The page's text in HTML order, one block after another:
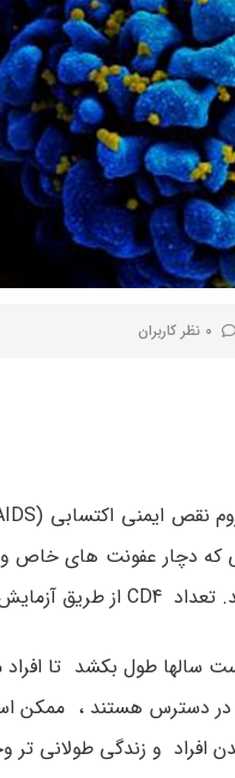
0 نظر کاربران
که دچار عفونت های خاص
سالها طول بکشد تا افراد
در دسترس هستند ،
افراد و زندگی طولانی تر